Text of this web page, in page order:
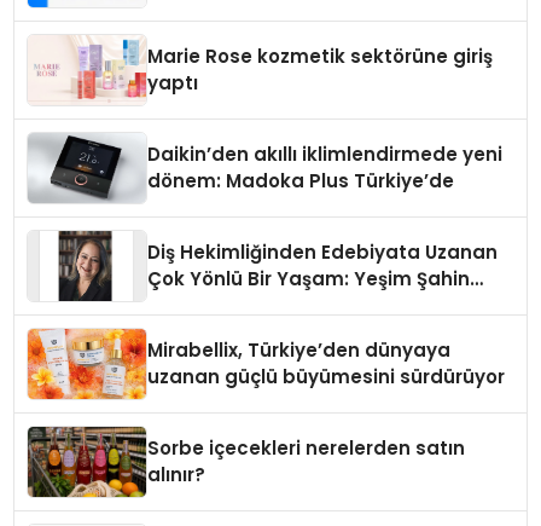
Marie Rose kozmetik sektörüne giriş
yaptı
Daikin’den akıllı iklimlendirmede yeni
dönem: Madoka Plus Türkiye’de
Diş Hekimliğinden Edebiyata Uzanan
Çok Yönlü Bir Yaşam: Yeşim Şahin
Mirabellix, Türkiye’den dünyaya
uzanan güçlü büyümesini sürdürüyor
Sorbe içecekleri nerelerden satın
alınır?